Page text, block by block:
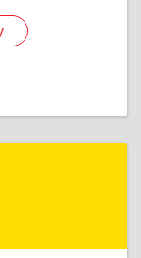
ул, дом №